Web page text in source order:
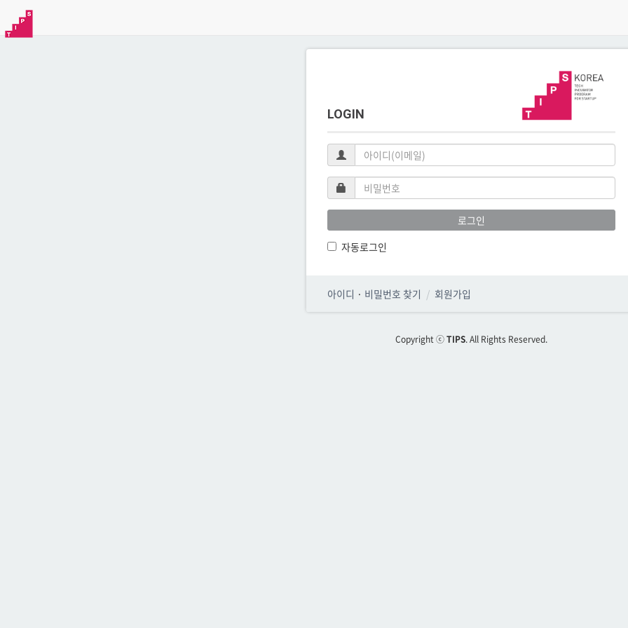
LOGIN
이
디
(이
메
일)
밀
번
호
로그인
자동로그인
아이디 · 비밀번호 찾기 회원가입
Copyright ⓒTIPS. All Rights Reserved.